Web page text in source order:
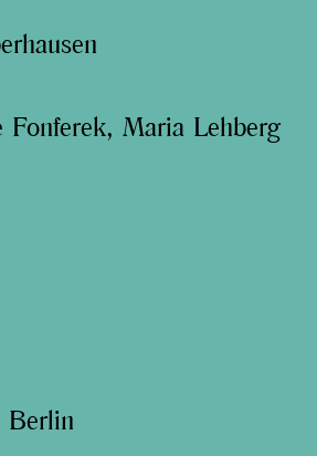
Fonferek, Maria Lehberg
Berlin